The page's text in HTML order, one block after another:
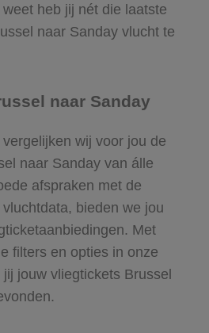
heb jij nét die laatste
naar Sanday vlucht te
naar Sanday
wij voor jou de
naar Sanday van álle
afspraken met de
bieden we jou
Met
filters en opties in onze
jouw vliegtickets Brussel